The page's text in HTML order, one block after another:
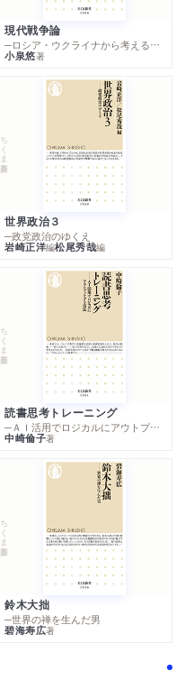
現代戦争論
─ロシア・ウクライナから考える世界の行方
小泉悠著
ちくま新書
世界政治３
─政党政治のゆくえ
岩崎正洋編松尾秀哉編
ちくま新書
読書思考トレーニング
─ＡＩ活用でロジカルにアウトプットする技法
中崎倫子著
ちくま新書
鈴木大拙
─世界の禅を生んだ男
碧海寿広著